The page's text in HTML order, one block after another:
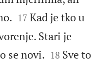


17 Kad je tko u
Stari je
se novi. 

18 Sve to